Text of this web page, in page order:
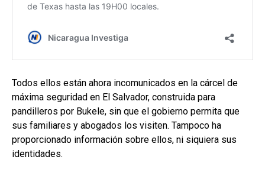
Todos ellos están ahora incomunicados en la cárcel de
máxima seguridad en El Salvador, construida para
pandilleros por Bukele, sin que el gobierno permita que
sus familiares y abogados los visiten. Tampoco ha
proporcionado información sobre ellos, ni siquiera sus
identidades.